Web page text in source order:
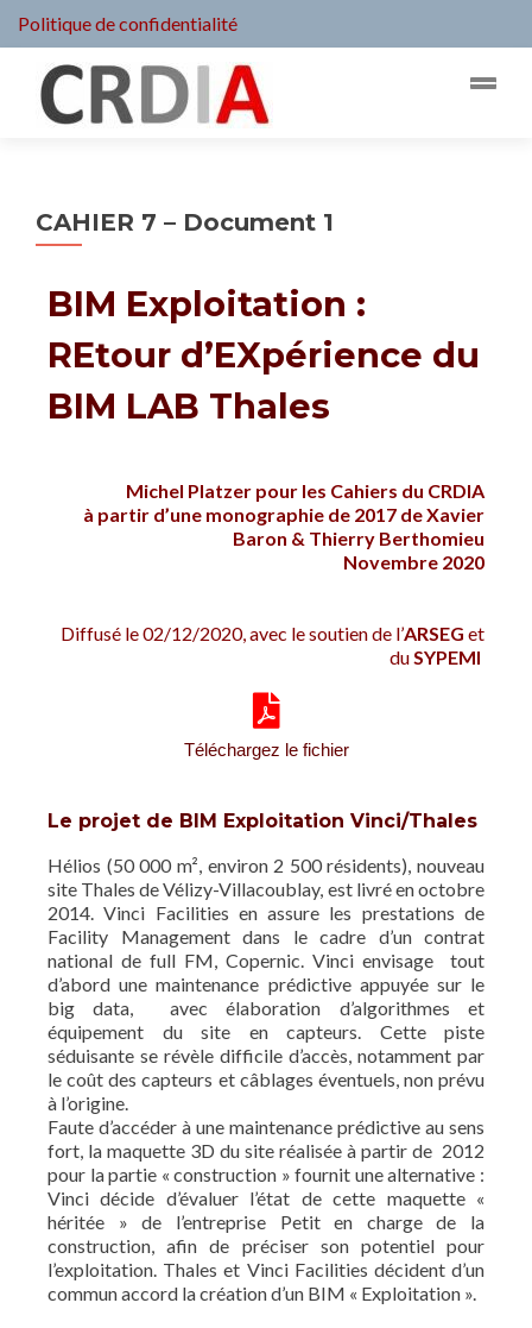
Politique de confidentialité
CAHIER 7 – Document 1
BIM Exploitation :
REtour d’EXpérience du
BIM LAB Thales
Michel Platzer pour les Cahiers du CRDIA
à partir d’une monographie de 2017 de Xavier
Baron & Thierry Berthomieu
Novembre 2020
Diffusé le 02/12/2020, avec le soutien de l’ARSEG et
duSYPEMI
Téléchargez le fichier
Le projet de BIM Exploitation Vinci/Thales
Hélios (50 000 m², environ 2 500 résidents), nouveau
site Thales de Vélizy-Villacoublay, est livré en octobre
2014. Vinci Facilities en assure les prestations de
Facility Management dans le cadre d’un contrat
national de full FM, Copernic. Vinci envisage tout
d’abord une maintenance prédictive appuyée sur le
big data, avec élaboration d’algorithmes et
équipement du site en capteurs. Cette piste
séduisante se révèle difficile d’accès, notamment par
le coût des capteurs et câblages éventuels, non prévu
à l’origine.
Faute d’accéder à une maintenance prédictive au sens
fort, la maquette 3D du site réalisée à partir de 2012
pour la partie « construction » fournit une alternative :
Vinci décide d’évaluer l’état de cette maquette «
héritée » de l’entreprise Petit en charge de la
construction, afin de préciser son potentiel pour
l’exploitation. Thales et Vinci Facilities décident d’un
commun accord la création d’un BIM « Exploitation ».